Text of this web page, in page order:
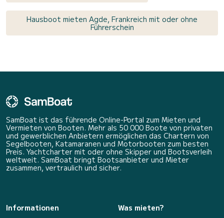
Hausboot mieten Agde, Frankreich mit oder ohne
Führerschein
SamBoat ist das führende Online-Portal zum Mieten und
Vermieten von Booten. Mehr als 50 000 Boote von privaten
und gewerblichen Anbietern ermöglichen das Chartern von
Segelbooten, Katamaranen und Motorbooten zum besten
Preis. Yachtcharter mit oder ohne Skipper und Bootsverleih
weltweit. SamBoat bringt Bootsanbieter und Mieter
zusammen, vertraulich und sicher.
Informationen
Was mieten?